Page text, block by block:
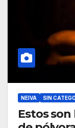
NEIVA SIN
Estos